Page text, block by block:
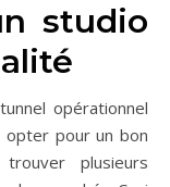
studio
opérationnel
pour un bon
plusieurs